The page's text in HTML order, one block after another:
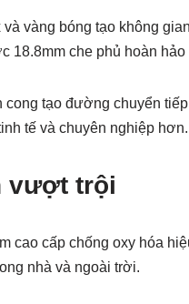
và vàng bóng tạo không
18.8mm che phủ hoàn hảo
cong tạo đường chuyển
tế và chuyên nghiệp hơn.
vượt trội
cao cấp chống oxy hóa
nhà và ngoài trời.